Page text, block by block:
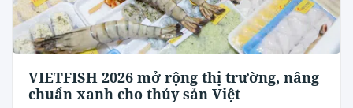
VIETFISH 2026 mở rộng thị trường, nâng
chuẩn xanh cho thủy sản Việt